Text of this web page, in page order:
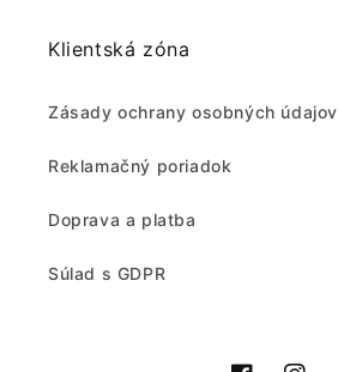
Klientská zóna
Zásady ochrany osobných údajov
Reklamačný poriadok
Doprava a platba
Súlad s GDPR